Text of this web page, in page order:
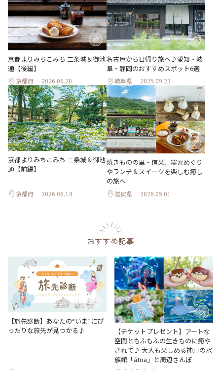
京都よりみちこみち 二条城＆御池
通【後編】
京都府 2026.06.20
名古屋から日帰り旅へ♪愛知・岐
阜・静岡のおすすめスポット6選
岐阜県 2025.09.23
京都よりみちこみち 二条城＆御池
通【前編】
京都府 2026.06.14
焼きものの里・信楽、窯元めぐり
やランチ＆スイーツを楽しむ癒し
の旅へ
滋賀県 2026.05.01
おすすめ記事
【旅先診断】あなたの“いま”にぴ
ったりな旅先が見つかる♪
【チケットプレゼント】アートな
空間ともふもふの生きものに癒や
されて♪ 大人も楽しめる神戸の水
族館「átoa」と周辺さんぽ